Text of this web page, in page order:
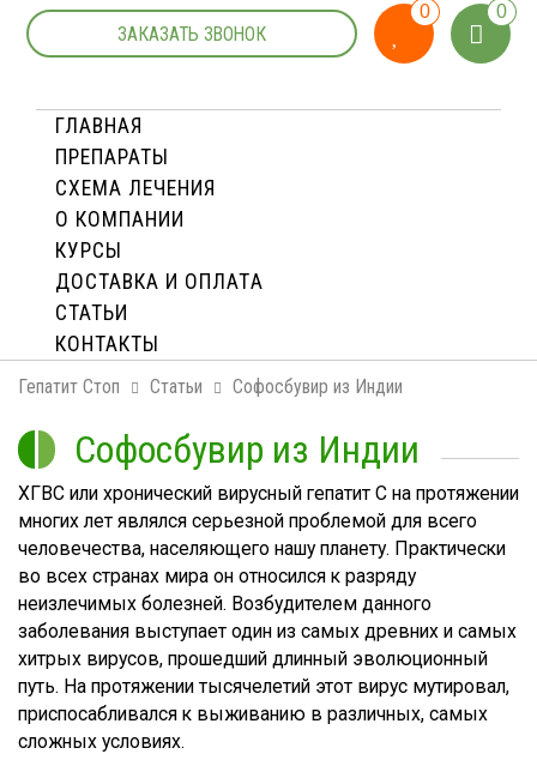
ЗАКАЗАТЬ ЗВОНОК
0 0
ГЛАВНАЯ
ПРЕПАРАТЫ
СХЕМА ЛЕЧЕНИЯ
О КОМПАНИИ
КУРСЫ
ДОСТАВКА И ОПЛАТA
СТАТЬИ
КОНТАКТЫ
Гепатит Стоп Статьи Софосбувир из Индии
Софосбувир из Индии
ХГВС или хронический вирусный гепатит С на протяжении
многих лет являлся серьезной проблемой для всего
человечества, населяющего нашу планету. Практически
во всех странах мира он относился к разряду
неизлечимых болезней. Возбудителем данного
заболевания выступает один из самых древних и самых
хитрых вирусов, прошедший длинный эволюционный
путь. На протяжении тысячелетий этот вирус мутировал,
приспосабливался к выживанию в различных, самых
сложных условиях.